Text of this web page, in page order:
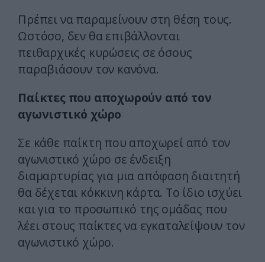
Πρέπει να παραμείνουν στη θέση τους.
Ωστόσο, δεν θα επιβάλλονται
πειθαρχικές κυρώσεις σε όσους
παραβιάσουν τον κανόνα.
Παίκτες που αποχωρούν από τον
αγωνιστικό χώρο
Σε κάθε παίκτη που αποχωρεί από τον
αγωνιστικό χώρο σε ένδειξη
διαμαρτυρίας για μια απόφαση διαιτητή
θα δέχεται κόκκινη κάρτα. Το ίδιο ισχύει
και για το προσωπικό της ομάδας που
λέει στους παίκτες να εγκαταλείψουν τον
αγωνιστικό χώρο.